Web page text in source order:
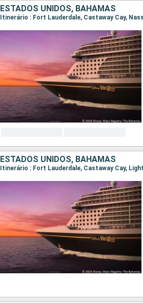
ESTADOS UNIDOS, BAHAMAS
Itinerário : Fort Lauderdale, Castaway Cay,
ESTADOS UNIDOS, BAHAMAS
Itinerário : Fort Lauderdale, Castaway Cay,